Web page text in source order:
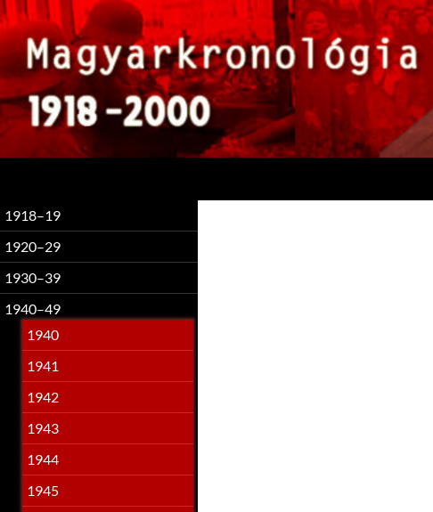
1918–19
1920–29
1930–39
1940–49
1940
1941
1942
1943
1944
1945